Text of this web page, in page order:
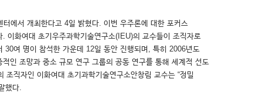
에서 개최한다고 4일 밝혔다. 이번 우주론에 대한 포커스
이화여대 초기우주과학기술연구소(IEU)의 교수들이 조직자로
30여 명이 참석한 가운데 12일 동안 진행되며, 특히 2006년도
인 조망과 중소 규모 연구 그룹의 공동 연구를 통해 세계적 선도
직자인 이화여대 초기과학기술연구소안창림 교수는 “정밀
했다.